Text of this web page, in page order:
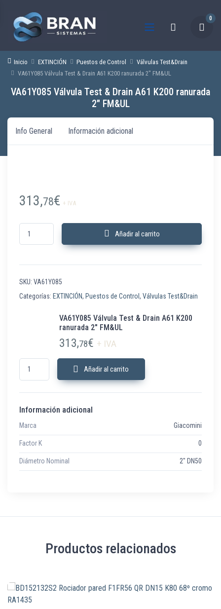
0
Inicio EXTINCIÓN Puestos de Control
Válvulas Test&Drain
VA61Y085 Válvula Test & Drain A61 K200 ranurada 2″ FM&UL
VA61Y085 Válvula Test & Drain A61 K200 ranurada
2″ FM&UL
Info General Información adicional
313,78€ + IVA
VA61Y085 Válvula Test & Drain A61 K200 ranurada 2" FM&UL cantidad
Añadir al carrito
SKU: VA61Y085
Categorías: EXTINCIÓN, Puestos de Control , Válvulas Test&Drain
VA61Y085 Válvula Test & Drain A61 K200
ranurada 2″ FM&UL
313,78€ + IVA
VA61Y085 Válvula Test & Drain A61 K200 ranurada 2" FM&UL cantidad
Añadir al carrito
Información adicional
Marca Giacomini
Factor K 0
Diámetro Nominal 2" DN50
Productos relacionados